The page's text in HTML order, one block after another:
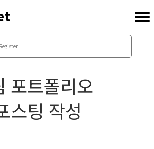
Register
포트폴리오
스팅 작성